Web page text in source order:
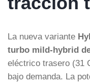
La nueva variante
turbo mild-hybrid
eléctrico trasero (31
bajo demanda. La